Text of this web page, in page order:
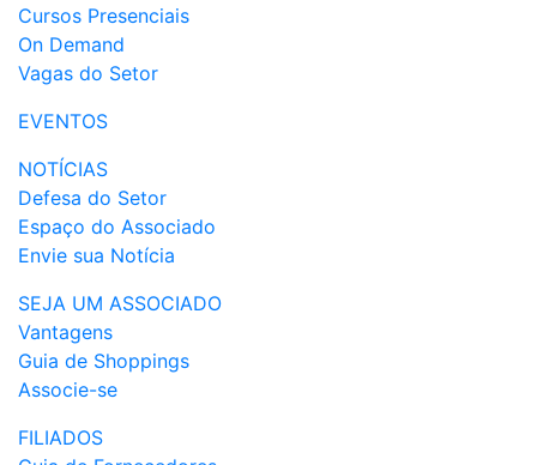
Cursos Presenciais
On Demand
Vagas do Setor
EVENTOS
NOTÍCIAS
Defesa do Setor
Espaço do Associado
Envie sua Notícia
SEJA UM ASSOCIADO
Vantagens
Guia de Shoppings
Associe-se
FILIADOS